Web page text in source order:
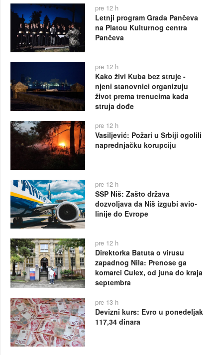
pre 12 h
Letnji program Grada Pančeva
na Platou Kulturnog centra
Pančeva
pre 12 h
Kako živi Kuba bez struje -
njeni stanovnici organizuju
život prema trenucima kada
struja dođe
pre 12 h
Vasiljević: Požari u Srbiji ogolili
naprednjačku korupciju
pre 12 h
SSP Niš: Zašto država
dozvoljava da Niš izgubi avio-
linije do Evrope
pre 12 h
Direktorka Batuta o virusu
zapadnog Nila: Prenose ga
komarci Culex, od juna do kraja
septembra
pre 13 h
Devizni kurs: Evro u ponedeljak
117,34 dinara